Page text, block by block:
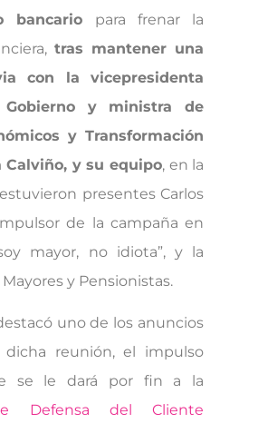
bancario para frenar la
tras mantener una
con la vicepresidenta
y ministra de
y Transformación
Calviño, y su equipo, en la
presentes Carlos
de la campaña en
mayor, no idiota”, y la
y Pensionistas.
uno de los anuncios
dicha reunión, el impulso
se le dará por fin a la
Defensa del Cliente